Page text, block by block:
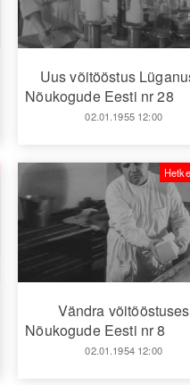
Uus võitööstus
Nõukogude Eesti nr 28
02.01.1955 12:00
Vändra võitööstuses
Nõukogude Eesti nr 8
02.01.1954 12:00